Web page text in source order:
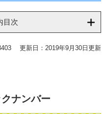
目次
更新日：2019年9月30日更新
ナンバー